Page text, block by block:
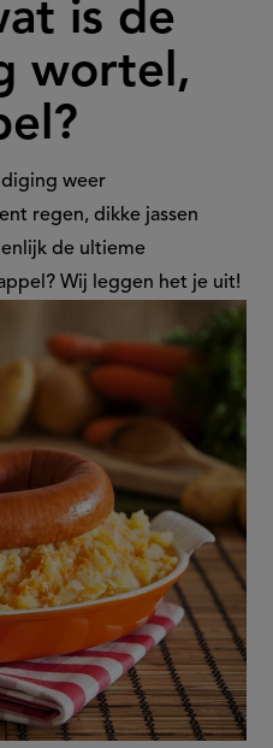
is de
wortel,
weer
regen, dikke jassen
de ultieme
Wij leggen het je uit!